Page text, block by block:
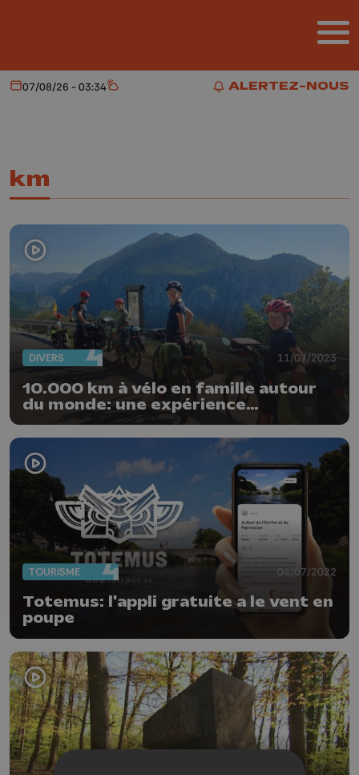
ALERTEZ-NOUS
ALERTEZ-NOUS
Aujourd'hui
07/08/26 - 03:34 Météo
km
DIVERS 11/07/2023
10.000 km à vélo en famille autour
du monde: une expérience
inoubliable!
TOURISME 04/07/2022
Totemus: l'appli gratuite a le vent en
poupe